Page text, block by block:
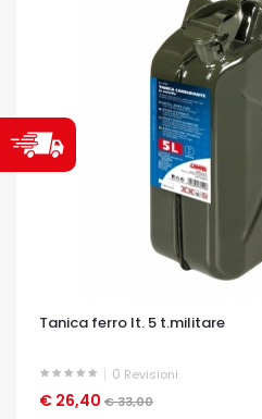
Tanica ferro lt. 5 t.militare
0 Revisioni
€ 26,40 € 33,00
OCCHIATA VELOCE